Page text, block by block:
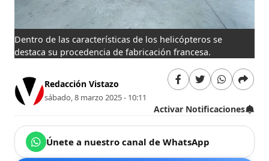
Dentro de las características de los helicópteros se
destaca su procedencia de fabricación francesa.
Redacción Vistazo
sábado, 8 marzo 2025 - 10:11
Activar Notificaciones
Únete a nuestro canal de WhatsApp